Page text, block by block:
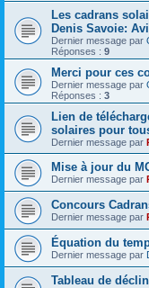
Les cadrans
Denis Savoie:
Dernier message par
Réponses : 9
Merci pour ces
Dernier message par
Réponses : 3
Lien de
solaires pour
Dernier message par
Mise à jour du
Dernier message par
Concours
Dernier message par
Équation du
Dernier message par
Tableau de